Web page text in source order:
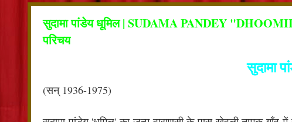
सुदामा पांडेय धूमिल | SUDAMA PANDEY
परिचय
सुदामा
(सन् 1936-1975)